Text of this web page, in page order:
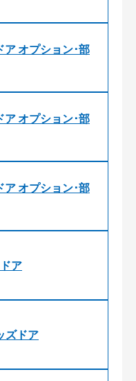
オプション･部
オプション･部
オプション･部
ア
ズドア